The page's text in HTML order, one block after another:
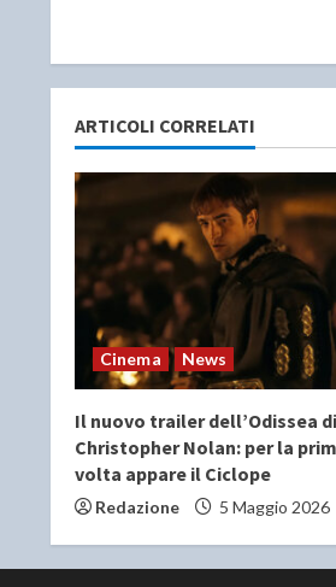
n
u
e
R
e
a
d
i
n
g
ARTICOLI CORRELATI
Cinema News
Il nuovo trailer dell’Odissea di
Christopher Nolan: per la
volta appare il Ciclope
Redazione 5 Maggio 2026